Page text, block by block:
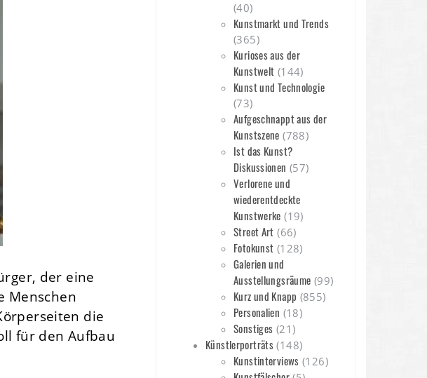
der eine
Menschen
die
für den Aufbau
(40)
Kunstmarkt und Trends
(365)
Kurioses aus der
Kunstwelt (144)
Kunst und Technologie
(73)
Aufgeschnappt aus der
Kunstszene (788)
Ist das Kunst?
Diskussionen (57)
Verlorene und
wiederentdeckte
Kunstwerke (19)
Street Art (66)
Fotokunst (128)
Galerien und
Ausstellungsräume (99)
Kurz und Knapp (855)
Personalien (18)
Sonstiges (21)
Künstlerporträts (148)
Kunstinterviews (126)